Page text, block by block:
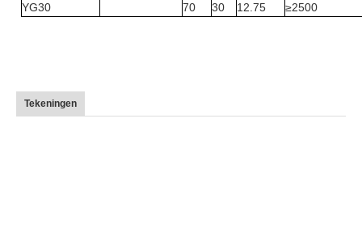
YG30 70 30 12.75 ≥2500
Tekeningen